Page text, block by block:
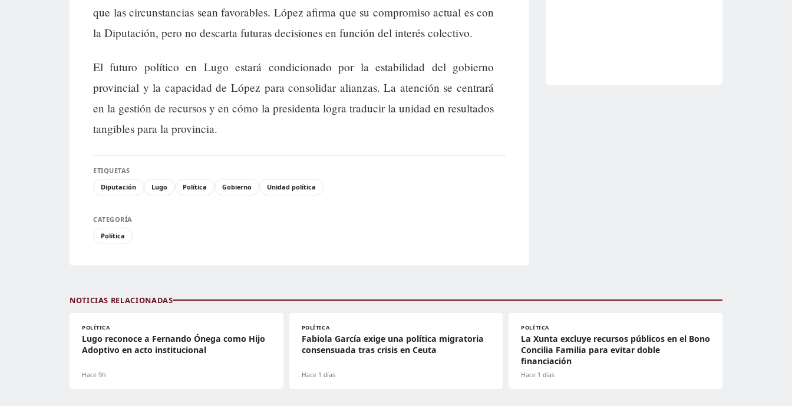
que las circunstancias sean favorables. López afirma que su compromiso actual es con
la Diputación, pero no descarta futuras decisiones en función del interés colectivo.
El futuro político en Lugo estará condicionado por la estabilidad del gobierno
provincial y la capacidad de López para consolidar alianzas. La atención se centrará
en la gestión de recursos y en cómo la presidenta logra traducir la unidad en resultados
tangibles para la provincia.
ETIQUETAS
Diputación
Lugo Política Gobierno Unidad política
CATEGORÍA
Política
NOTICIAS RELACIONADAS
POLÍTICA
Lugo reconoce a Fernando Ónega como Hijo
Adoptivo en acto institucional
Hace 9h
POLÍTICA
Fabiola García exige una política migratoria
consensuada tras crisis en Ceuta
Hace 1 días
POLÍTICA
La Xunta excluye recursos públicos en el Bono
Concilia Familia para evitar doble
financiación
Hace 1 días